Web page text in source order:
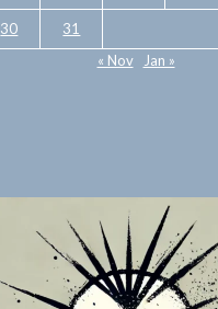
30
31
« Nov
Jan »